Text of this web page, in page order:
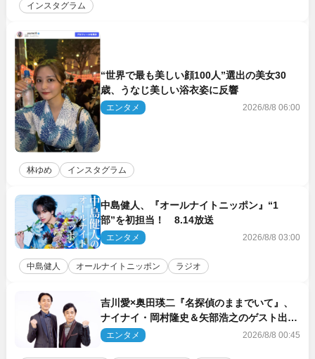
インスタグラム
“世界で最も美しい顔100人”選出の美女30
歳、うなじ美しい浴衣姿に反響
エンタメ 2026/8/8 06:00
林ゆめ インスタグラム
中島健人、『オールナイトニッポン』“1
部”を初担当！ 8.14放送
エンタメ 2026/8/8 03:00
中島健人 オールナイトニッポン ラジオ
吉川愛×奥田瑛二『名探偵のままでいて』、
ナイナイ・岡村隆史＆矢部浩之のゲスト出演
が決定！
エンタメ 2026/8/8 00:45